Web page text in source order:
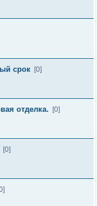
срок [0]
отделка.
[0]
[0]